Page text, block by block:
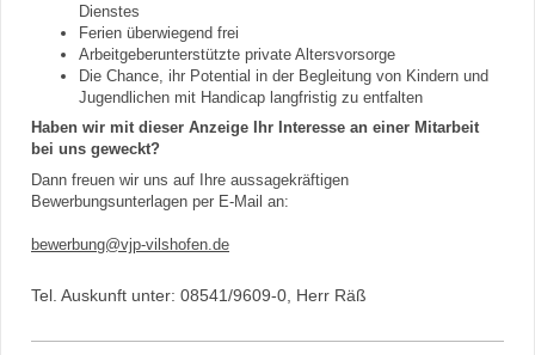
Dienstes
Ferien überwiegend frei
Arbeitgeberunterstützte private Altersvorsorge
Die Chance, ihr Potential in der Begleitung von Kindern und
Jugendlichen mit Handicap langfristig zu entfalten
Haben wir mit dieser Anzeige Ihr Interesse an einer Mitarbeit
bei uns geweckt?
Dann freuen wir uns auf Ihre aussagekräftigen
Bewerbungsunterlagen per E-Mail an:
bewerbung@vjp-vilshofen.de
Tel. Auskunft unter: 08541/9609-0, Herr Räß